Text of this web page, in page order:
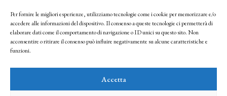
Per fornire le migliori esperienze, utilizziamo tecnologie come i cookie per memorizzare e/o
accedere alle informazioni del dispositivo. Il consenso a queste tecnologie ci permetterà di
elaborare dati come il comportamento di navigazione o ID unici su questo sito. Non
acconsentire o ritirare il consenso può influire negativamente su alcune caratteristiche e
funzioni.
Accetta
Facendo clic per iscriverti, riconosci che le tue informazioni saranno trattate
seguendo la nostra Privacy Policy
© 2025 Istituto Matteucci. All right reserved
l’autorizzazione scritta dei proprietari dei diritti e dell’Istituto Matteucci